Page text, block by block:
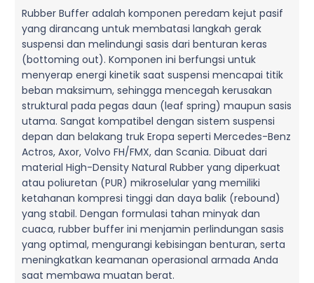
Rubber Buffer adalah komponen peredam kejut pasif
yang dirancang untuk membatasi langkah gerak
suspensi dan melindungi sasis dari benturan keras
(bottoming out). Komponen ini berfungsi untuk
menyerap energi kinetik saat suspensi mencapai titik
beban maksimum, sehingga mencegah kerusakan
struktural pada pegas daun (leaf spring) maupun sasis
utama. Sangat kompatibel dengan sistem suspensi
depan dan belakang truk Eropa seperti Mercedes-Benz
Actros, Axor, Volvo FH/FMX, dan Scania. Dibuat dari
material High-Density Natural Rubber yang diperkuat
atau poliuretan (PUR) mikroselular yang memiliki
ketahanan kompresi tinggi dan daya balik (rebound)
yang stabil. Dengan formulasi tahan minyak dan
cuaca, rubber buffer ini menjamin perlindungan sasis
yang optimal, mengurangi kebisingan benturan, serta
meningkatkan keamanan operasional armada Anda
saat membawa muatan berat.